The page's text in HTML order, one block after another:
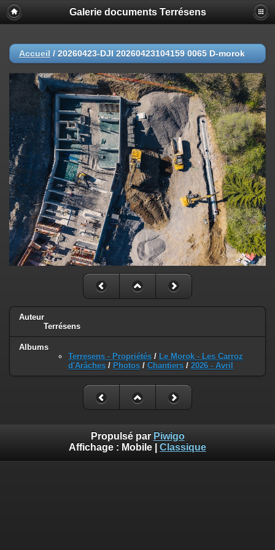
Galerie documents Terrésens
Accueil / 20260423-DJI 20260423104159 0065 D-morok
Auteur
Terrésens
Albums
Terresens - Propriétés / Le Morok - Les Carroz
d'Arâches / Photos / Chantiers / 2026 - Avril
Propulsé par Piwigo
Affichage : Mobile Classique